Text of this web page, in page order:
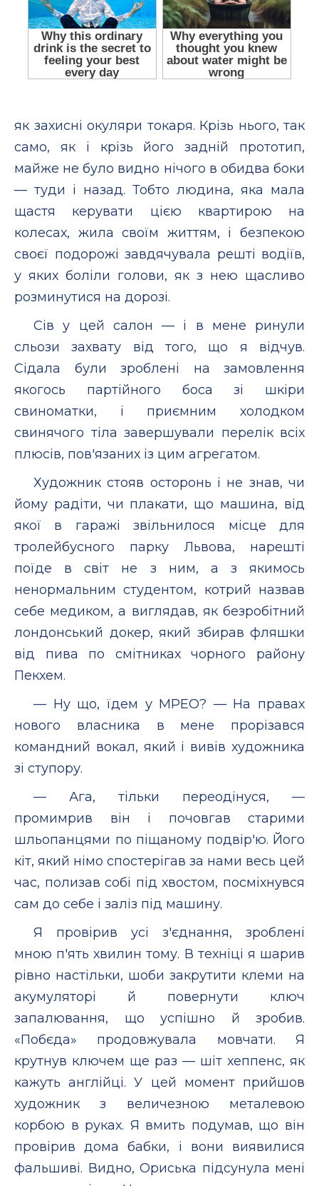
як захисні окуляри токаря. Крізь нього, так
само, як і крізь його задній прототип,
майже не було видно нічого в обидва боки
— туди і назад. Тобто людина, яка мала
щастя керувати цією квартирою на
колесах, жила своїм життям, і безпекою
своєї подорожі завдячувала решті водіїв,
у яких боліли голови, як з нею щасливо
розминутися на дорозі.
Сів у цей салон — і в мене ринули
сльози захвату від того, що я відчув.
Сідала були зроблені на замовлення
якогось партійного боса зі шкіри
свиноматки, і приємним холодком
свинячого тіла завершували перелік всіх
плюсів, пов'язаних із цим агрегатом.
Художник стояв осторонь і не знав, чи
йому радіти, чи плакати, що машина, від
якої в гаражі звільнилося місце для
тролейбусного парку Львова, нарешті
поїде в світ не з ним, а з якимось
ненормальним студентом, котрий назвав
себе медиком, а виглядав, як безробітний
лондонський докер, який збирав фляшки
від пива по смітниках чорного району
Пекхем.
— Ну що, їдем у МРЕО? — На правах
нового власника в мене прорізався
командний вокал, який і вивів художника
зі ступору.
— Ага, тільки переодінуся, —
промимрив він і почовгав старими
шльопанцями по піщаному подвір'ю. Його
кіт, який німо спостерігав за нами весь цей
час, полизав собі під хвостом, посміхнувся
сам до себе і заліз під машину.
Я провірив усі з'єднання, зроблені
мною п'ять хвилин тому. В техніці я шарив
рівно настільки, шоби закрутити клеми на
акумуляторі й повернути ключ
запалювання, що успішно й зробив.
«Побєда» продовжувала мовчати. Я
крутнув ключем ще раз — шіт хеппенс, як
кажуть англійці. У цей момент прийшов
художник з величезною металевою
корбою в руках. Я вмить подумав, що він
провірив дома бабки, і вони виявилися
фальшиві. Видно, Ориська підсунула мені